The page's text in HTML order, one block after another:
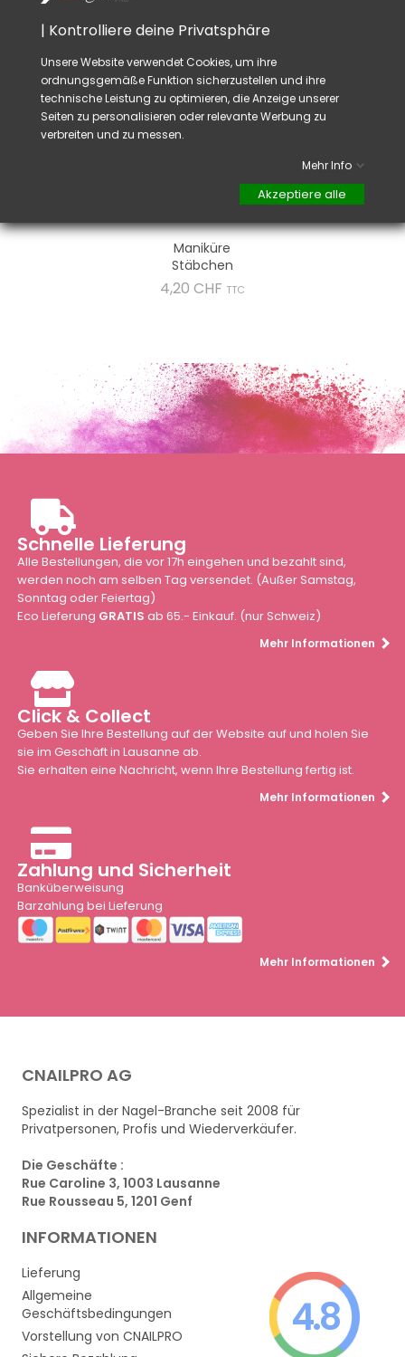
VIELLEICHT GEFÄLLT IHNEN AUCH
Maniküre
Stäbchen
4,20 CHF Preis
TTC
Schnelle Lieferung
Alle Bestellungen, die vor 17h eingehen und bezahlt sind,
werden noch am selben Tag versendet. (Außer Samstag,
Sonntag oder Feiertag)
Eco Lieferung GRATIS ab 65.- Einkauf. (nur Schweiz)
Mehr Informationen
Click & Collect
Geben Sie Ihre Bestellung auf der Website auf und holen Sie
sie im Geschäft in Lausanne ab.
Sie erhalten eine Nachricht, wenn Ihre Bestellung fertig ist.
Mehr Informationen
Zahlung und Sicherheit
Banküberweisung
Barzahlung bei Lieferung
Mehr Informationen
CNAILPRO AG
Spezialist in der Nagel-Branche seit 2008 für
Privatpersonen, Profis und Wiederverkäufer.
Die Geschäfte :
Rue Caroline 3, 1003 Lausanne
Rue Rousseau 5, 1201 Genf
INFORMATIONEN
Lieferung
Allgemeine
Geschäftsbedingungen
Vorstellung von CNAILPRO
4.8
| Kontrolliere deine Privatsphäre
Unsere Website verwendet Cookies, um ihre
ordnungsgemäße Funktion sicherzustellen und ihre
technische Leistung zu optimieren, die Anzeige unserer
Seiten zu personalisieren oder relevante Werbung zu
verbreiten und zu messen.
Mehr Info
Akzeptiere alle